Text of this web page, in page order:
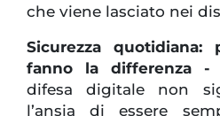
che viene lasciato nei
Sicurezza quotidiana:
fanno la differenza -
difesa digitale non
l’ansia di essere